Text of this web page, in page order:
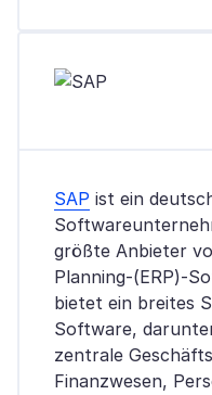
SAP ist ein
größte Anbieter
Planning-(ERP)-
bietet ein breites
Software,
zentrale
Finanzwesen,